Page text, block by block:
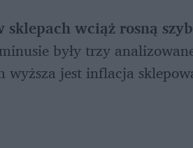
sklepach wciąż rosną
były trzy
wyższa jest inflacja